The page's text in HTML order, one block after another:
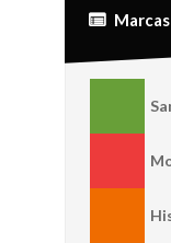
Marcas